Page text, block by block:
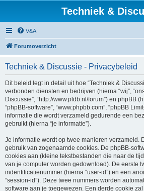
Techniek &
V&A
Forumoverzicht
Techniek & Discussie - Privacybeleid
Dit beleid legt in detail uit hoe “Techniek &
verbonden diensten en bedrijven (hierna “wij”,
Discussie”, “http://www.pldb.nl/forum”) en phpBB
“phpBB-software”, “www.phpbb.com”, “phpBB
informatie die wordt verzameld gedurende een
gebruikt (hierna “je informatie”).
Je informatie wordt op twee manieren verzameld.
gebruik van zogenaamde cookies. De phpBB-
cookies aan (kleine tekstbestanden die naar de
van je computer worden gedownload). De eerste
indentificatienummer (hierna “user-id”) en een
“session-id”). Deze twee nummers worden
software aan je toegewezen. Een derde cookie